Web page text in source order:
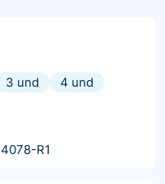
3 und
4 und
R1